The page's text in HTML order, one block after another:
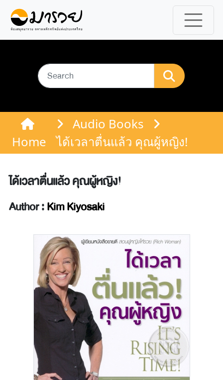
Home
Audio Books
ได้เวลาตื่นแล้ว คุณผู้หญิง!
ได้เวลาตื่นแล้ว คุณผู้หญิง!
Author :Kim Kiyosaki